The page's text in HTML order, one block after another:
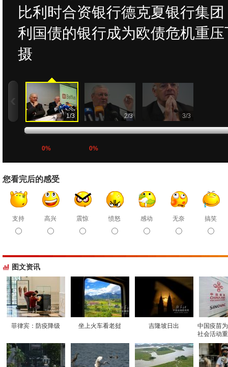
比利时合资银行德克夏银行集
利国债的银行成为欧债危机重
摄
1/3 2/3 3/3
0% 0%
您看完后的感受
支持 高兴 震惊 愤怒 感动 无奈 搞笑
图文资讯
菲律宾：防疫降级 坐上火车看老挝 吉隆坡日出
中国疫苗
社会活动